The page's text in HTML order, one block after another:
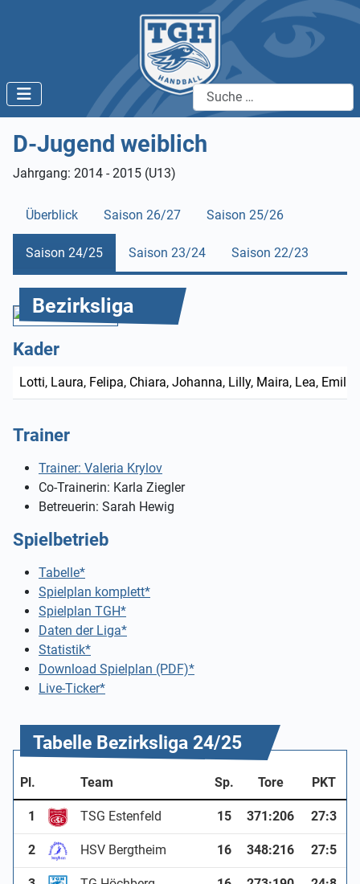
Suchen
D-Jugend weiblich
Jahrgang: 2014 - 2015 (U13)
Überblick Saison 26/27 Saison 25/26
Saison 24/25 Saison 23/24 Saison 22/23
Bezirksliga
Kader
Lotti, Laura, Felipa, Chiara, Johanna, Lilly, Maira, Lea,
Trainer
Trainer: Valeria Krylov
Co-Trainerin: Karla Ziegler
Betreuerin: Sarah Hewig
Spielbetrieb
Tabelle*
Spielplan komplett*
Spielplan TGH*
Daten der Liga*
Statistik*
Download Spielplan (PDF)*
Live-Ticker*
Tabelle Bezirksliga 24/25
Pl. Team Sp. Tore PKT
1 TSG Estenfeld 15 371:206 27:3
2 HSV Bergtheim 16 348:216 27:5